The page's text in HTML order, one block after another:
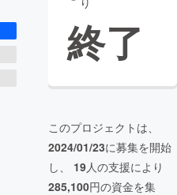
終了
このプロジェクトは、
2024/01/23に募集を開始
し、 19人の支援により
285,100円の資金を集